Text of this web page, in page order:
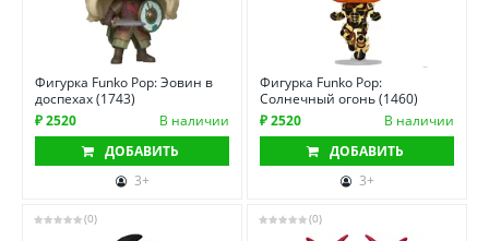
Фигурка Funko Pop: Эовин в
доспехах (1743)
₽ 2520
В наличии
ДОБАВИТЬ
3+
Фигурка Funko Pop:
Солнечный огонь (1460)
₽ 2520
В наличии
ДОБАВИТЬ
3+
(0) (0)